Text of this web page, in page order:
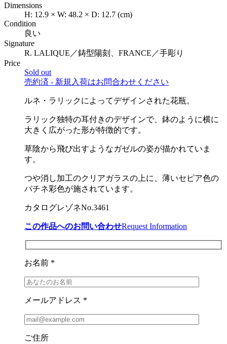
Dimensions
H: 12.9 × W: 48.2 × D: 12.7 (cm)
Condition
良い
Signature
R. LALIQUE／鋳型陽刻、FRANCE／手彫り
Price
Sold out
売約済 - 新規入荷はお問合わせください
ルネ・ラリックによってデザインされた花瓶。
ラリック独特の耳付きのデザインで、鉢のように横に
大きく広がった形が特徴的です。
草陰から飛び出すようなガゼルの姿が描かれていま
す。
つや消し加工のクリアガラスの上に、薄いセピア色の
パチネ彩色が施されています。
カタログレゾネNo.3461
この作品へのお問い合わせRequest Information
お名前 *
メールアドレス *
ご住所